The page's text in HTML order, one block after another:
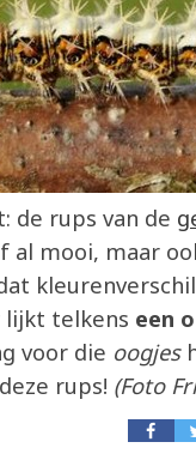
de rups van de
al mooi, maar
lijkt telkens een
voor die oogjes
rups! (Foto